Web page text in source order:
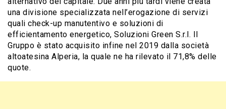
una divisione specializzata nell’erogazione di servizi
quali check-up manutentivo e soluzioni di
efficientamento energetico, Soluzioni Green S.r.l. Il
Gruppo è stato acquisito infine nel 2019 dalla società
altoatesina Alperia, la quale ne ha rilevato il 71,8% delle
quote.